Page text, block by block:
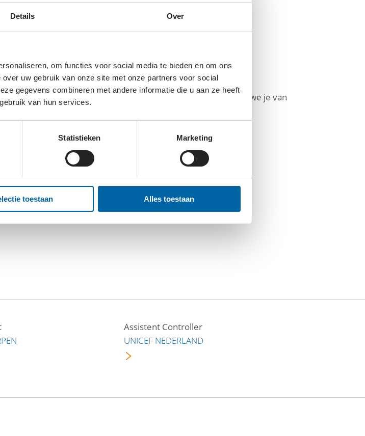
Details Over
om functies voor social media te bieden en om ons
uw gebruik van onze site met onze partners voor social
gegevens combineren met andere informatie die u aan ze heeft
van hun services.
Statistieken Marketing
toestaan Alles toestaan
interessegebied bij PGO Support.
en deel wilt uitmaken van het BovenJan-team, nodigen we je van
contact met ons op!
Assistent Controller
UNICEF NEDERLAND